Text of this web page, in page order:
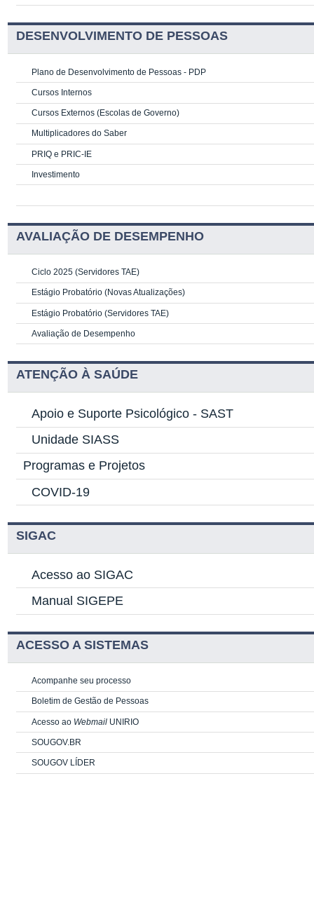
DESENVOLVIMENTO DE PESSOAS
Plano de Desenvolvimento de Pessoas - PDP
Cursos Internos
Cursos Externos (Escolas de Governo)
Multiplicadores do Saber
PRIQ e PRIC-IE
Investimento
AVALIAÇÃO DE DESEMPENHO
Ciclo 2025 (Servidores TAE)
Estágio Probatório (Novas Atualizações)
Estágio Probatório (Servidores TAE)
Avaliação de Desempenho
ATENÇÃO À SAÚDE
Apoio e Suporte Psicológico - SAST
Unidade SIASS
Programas e Projetos
COVID-19
SIGAC
Acesso ao SIGAC
Manual SIGEPE
ACESSO A SISTEMAS
Acompanhe seu processo
Boletim de Gestão de Pessoas
Acesso ao Webmail UNIRIO
SOUGOV.BR
SOUGOV LÍDER